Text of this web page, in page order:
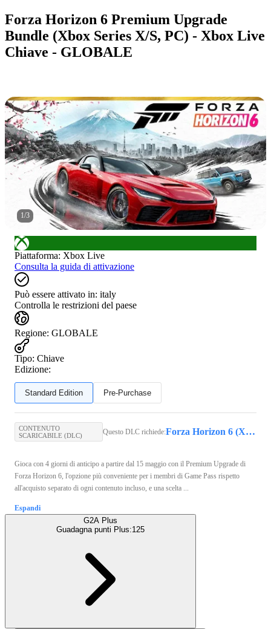
Forza Horizon 6 Premium Upgrade
Bundle (Xbox Series X/S, PC) - Xbox Live
Chiave - GLOBALE
1/3
Piattaforma: Xbox Live
Consulta la guida di attivazione
Può essere attivato in: italy
Controlla le restrizioni del paese
Regione: GLOBALE
Tipo: Chiave
Edizione:
Standard Edition Pre-Purchase
CONTENUTO
SCARICABILE (DLC)
Questo DLC richiede: Forza Horizon 6 (Xbox Series X/S, PC) - Xbox Live Key - GLOBAL
Gioca con 4 giorni di anticipo a partire dal 15 maggio con il Premium Upgrade di
Forza Horizon 6, l'opzione più conveniente per i membri di Game Pass rispetto
all'acquisto separato di ogni contenuto incluso, e una scelta ...
Espandi
G2A Plus
Guadagna punti Plus:125